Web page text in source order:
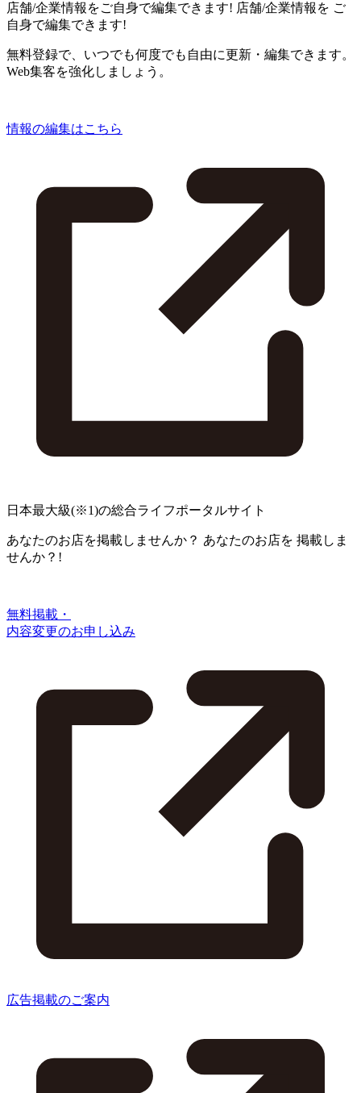
店舗/企業情報をご自身で編集できます! 店舗/企業情報を ご
自身で編集できます!
無料登録で、いつでも何度でも自由に更新・編集できます。
Web集客を強化しましょう。
情報の編集はこちら
日本最大級(※1)の総合ライフポータルサイト
あなたのお店を掲載しませんか？ あなたのお店を 掲載しま
せんか？!
無料掲載・
内容変更のお申し込み
広告掲載のご案内